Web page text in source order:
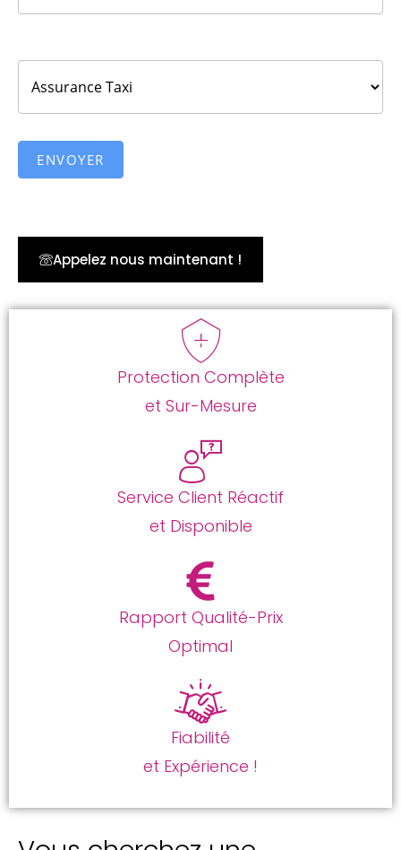
ENVOYER
Appelez nous maintenant !
Protection Complète
et Sur-Mesure
Service Client Réactif
et Disponible
Rapport Qualité-Prix
Optimal
Fiabilité
et Expérience !